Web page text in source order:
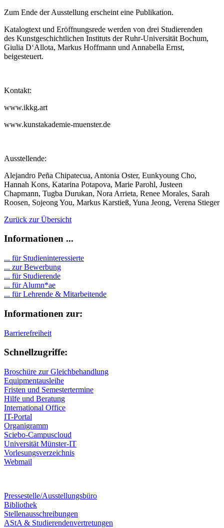
Zum Ende der Ausstellung erscheint eine Publikation.
Katalogtext und Eröffnungsrede werden von drei Studierenden
des Kunstgeschichtlichen Instituts der Ruhr-Universität Bochum,
Giulia D‘Allota, Markus Hoffmann und Annabella Ernst,
beigesteuert.
Kontakt:
www.ikkg.art
www.kunstakademie-muenster.de
Ausstellende:
Alejandro Peña Chipatecua, Antonia Oster, Eunkyoung Cho,
Hannah Kons, Katarina Potapova, Marie Parohl, Justeen
Chapmann, Tugba Durukan, Nora Arrieta, Renee Morales, Sarah
Roosen, Sojeong You, Markus Karstieß, Yuna Jeong, Verena Stieger
Zurück zur Übersicht
Informationen ...
... für Studieninteressierte
... zur Bewerbung
... für Studierende
... für Alumn*ae
... für Lehrende & Mitarbeitende
Informationen zur:
Barrierefreiheit
Schnellzugriffe:
Broschüre zur Gleichbehandlung
Equipmentausleihe
Fristen und Semestertermine
Hilfe und Beratung
International Office
IT-Portal
Organigramm
Sciebo-Campuscloud
Universität Münster-IT
Vorlesungsverzeichnis
Webmail
Pressestelle/Ausstellungsbüro
Bibliothek
Stellenausschreibungen
AStA & Studierendenvertretungen